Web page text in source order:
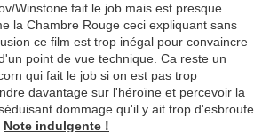
Winstone fait le job mais est presque
la Chambre Rouge ceci expliquant sans
ce film est trop inégal pour convaincre
point de vue technique. Ca reste un
qui fait le job si on est pas trop
davantage sur l'héroïne et percevoir la
dommage qu'il y ait trop d'esbroufe
Note indulgente !